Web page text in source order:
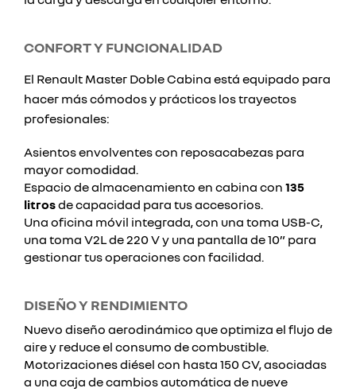
CONFORT Y FUNCIONALIDAD
El Renault Master Doble Cabina está equipado para
hacer más cómodos y prácticos los trayectos
profesionales:
Asientos envolventes con reposacabezas para
mayor comodidad.
Espacio de almacenamiento en cabina con 135
litrosde capacidad para tus accesorios.
Una oficina móvil integrada, con una toma USB-C,
una toma V2L de 220 V y una pantalla de 10” para
gestionar tus operaciones con facilidad.
DISEÑO Y RENDIMIENTO
Nuevo diseño aerodinámico que optimiza el flujo de
aire y reduce el consumo de combustible.
Motorizaciones diésel con hasta 150 CV, asociadas
a una caja de cambios automática de nueve